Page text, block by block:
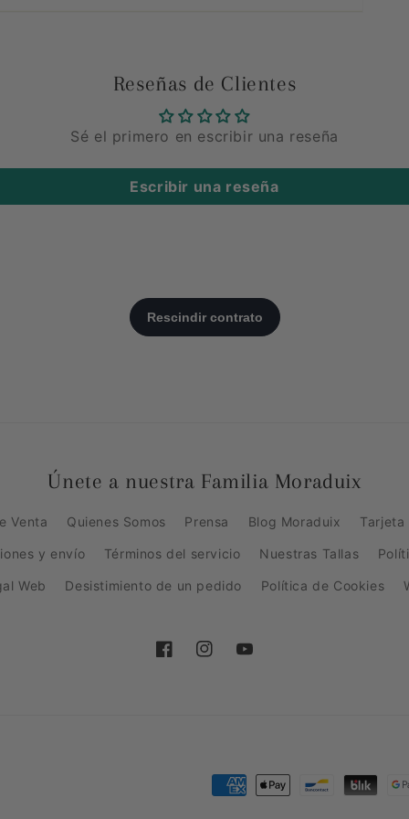
Reseñas de Clientes
Sé el primero en escribir una reseña
Escribir una reseña
Únete a nuestra Familia Moraduix
Venta Quienes Somos Prensa Blog Moraduix Tarjeta
y envío Términos del servicio Nuestras Tallas
Web Desistimiento de un pedido Política de Cookies
FacebookInstagramYouTube
Formas